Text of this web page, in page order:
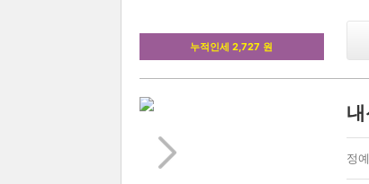
누적인세 2,727 원
정